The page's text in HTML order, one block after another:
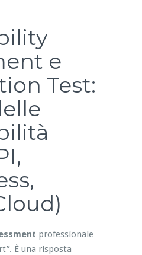
e
Test:
professionale
È una risposta